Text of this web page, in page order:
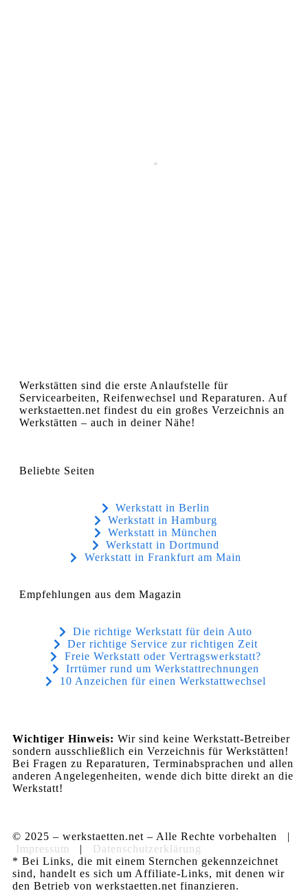
Werkstätten sind die erste Anlaufstelle für
Servicearbeiten, Reifenwechsel und Reparaturen. Auf
werkstaetten.net findest du ein großes Verzeichnis an
Werkstätten – auch in deiner Nähe!
Beliebte Seiten
Werkstatt in Berlin
Werkstatt in Hamburg
Werkstatt in München
Werkstatt in Dortmund
Werkstatt in Frankfurt am Main
Empfehlungen aus dem Magazin
Die richtige Werkstatt für dein Auto
Der richtige Service zur richtigen Zeit
Freie Werkstatt oder Vertragswerkstatt?
Irrtümer rund um Werkstattrechnungen
10 Anzeichen für einen Werkstattwechsel
Wichtiger Hinweis: Wir sind keine Werkstatt-Betreiber
sondern ausschließlich ein Verzeichnis für Werkstätten!
Bei Fragen zu Reparaturen, Terminabsprachen und allen
anderen Angelegenheiten, wende dich bitte direkt an die
Werkstatt!
© 2025 – werkstaetten.net – Alle Rechte vorbehalten |
Impressum
| Datenschutzerklärung
* Bei Links, die mit einem Sternchen gekennzeichnet
sind, handelt es sich um Affiliate-Links, mit denen wir
den Betrieb von werkstaetten.net finanzieren.